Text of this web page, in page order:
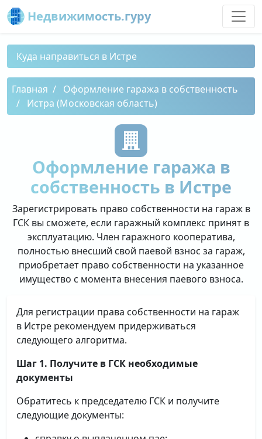
Недвижимость.гуру
Куда направиться в Истре
Главная
Оформление гаража в собственность
Истра (Московская область)
Оформление гаража в
собственность в Истре
Зарегистрировать право собственности на гараж в
ГСК вы сможете, если гаражный комплекс принят в
эксплуатацию. Член гаражного кооператива,
полностью внесший свой паевой взнос за гараж,
приобретает право собственности на указанное
имущество с момента внесения паевого взноса.
Для регистрации права собственности на гараж
в Истре рекомендуем придерживаться
следующего алгоритма.
Шаг 1. Получите в ГСК необходимые
документы
Обратитесь к председателю ГСК и получите
следующие документы: